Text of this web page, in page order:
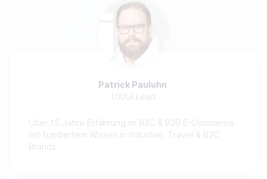
Patrick Pauluhn
UX/UI Lead
Über 15 Jahre Erfahrung im B2C & B2B E-Commerce
mit fundiertem Wissen in Industrie, Travel & B2C
Brands.